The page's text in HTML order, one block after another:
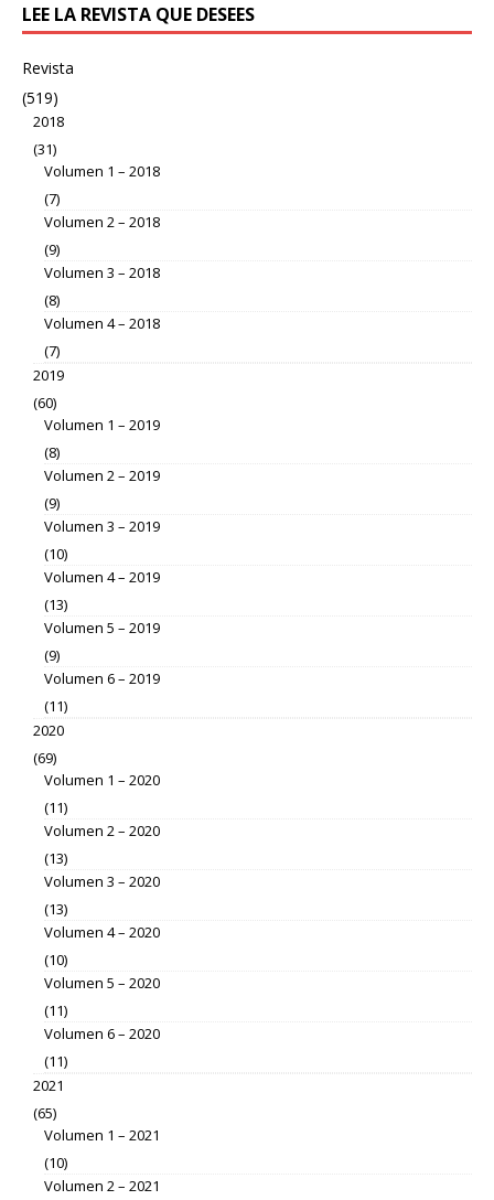
LEE LA REVISTA QUE DESEES
Revista
(519)
2018
(31)
Volumen 1 – 2018
(7)
Volumen 2 – 2018
(9)
Volumen 3 – 2018
(8)
Volumen 4 – 2018
(7)
2019
(60)
Volumen 1 – 2019
(8)
Volumen 2 – 2019
(9)
Volumen 3 – 2019
(10)
Volumen 4 – 2019
(13)
Volumen 5 – 2019
(9)
Volumen 6 – 2019
(11)
2020
(69)
Volumen 1 – 2020
(11)
Volumen 2 – 2020
(13)
Volumen 3 – 2020
(13)
Volumen 4 – 2020
(10)
Volumen 5 – 2020
(11)
Volumen 6 – 2020
(11)
2021
(65)
Volumen 1 – 2021
(10)
Volumen 2 – 2021